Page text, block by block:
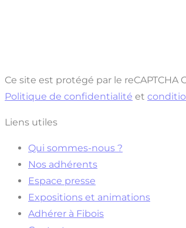
Ce site est protégé par le reCAPTCHA
Politique de confidentialité et
Liens utiles
Qui sommes-nous ?
Nos adhérents
Espace presse
Expositions et animations
Adhérer à Fibois